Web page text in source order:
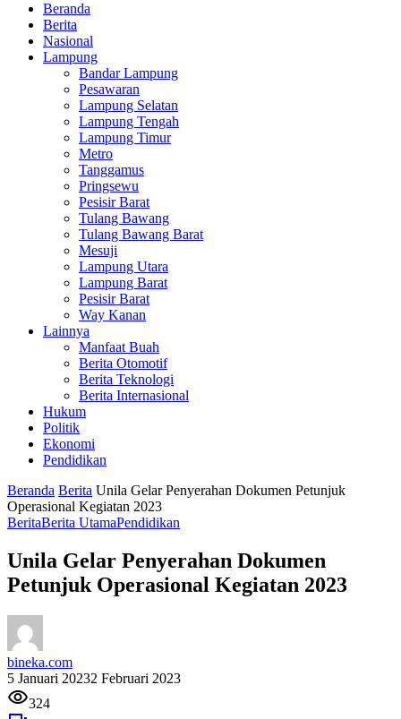
Beranda
Berita
Nasional
Lampung
Bandar Lampung
Pesawaran
Lampung Selatan
Lampung Tengah
Lampung Timur
Metro
Tanggamus
Pringsewu
Pesisir Barat
Tulang Bawang
Tulang Bawang Barat
Mesuji
Lampung Utara
Lampung Barat
Pesisir Barat
Way Kanan
Lainnya
Manfaat Buah
Berita Otomotif
Berita Teknologi
Berita Internasional
Hukum
Politik
Ekonomi
Pendidikan
Beranda Berita Unila Gelar Penyerahan Dokumen Petunjuk
Operasional Kegiatan 2023
BeritaBerita UtamaPendidikan
Unila Gelar Penyerahan Dokumen
Petunjuk Operasional Kegiatan 2023
bineka.com
5 Januari 20232 Februari 2023
324